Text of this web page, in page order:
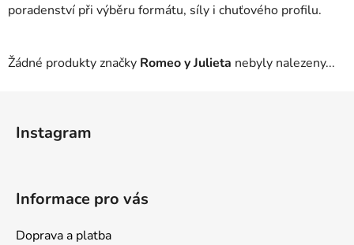
poradenství při výběru formátu, síly i chuťového profilu.
Žádné produkty značky Romeo y Julieta nebyly nalezeny...
Instagram
Informace pro vás
Doprava a platba